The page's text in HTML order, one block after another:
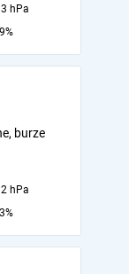
hPa
burze
hPa